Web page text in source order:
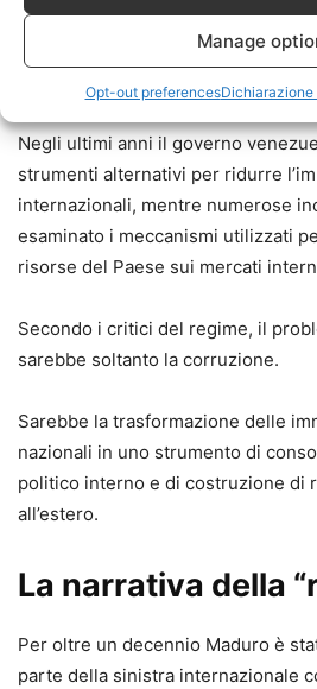
Manage
Opt-out preferencesDichiarazione
Si parla anche di oro
petroliferi e perfino di sistemi di
criptovalute.
Negli ultimi anni il governo
strumenti alternativi per ridurre
internazionali, mentre numerose
esaminato i meccanismi utilizzati
risorse del Paese sui mercati
Secondo i critici del regime, il
sarebbe soltanto la corruzione.
Sarebbe la trasformazione delle
nazionali in uno strumento di
politico interno e di costruzione di
all’estero.
La narrativa della
Per oltre un decennio Maduro è
parte della sinistra internazionale